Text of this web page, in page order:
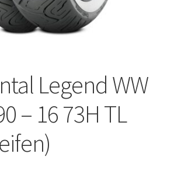
Legend WW
– 16 73H TL